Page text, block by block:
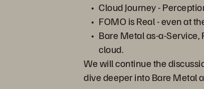
Cloud Journey -
FOMO is Real - even at
Bare Metal as-a-Service,
cloud.
We will continue the
dive deeper into Bare Metal